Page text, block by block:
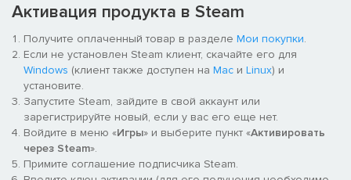
Активация продукта в Steam
Получите оплаченный товар в разделе Мои покупки.
Если не установлен Steam клиент, скачайте его для
Windows (клиент также доступен на Mac и Linux) и
установите.
Запустите Steam, зайдите в свой аккаунт или
зарегистрируйте новый, если у вас его еще нет.
Войдите в меню «Игры» и выберите пункт «Активировать
через Steam».
Примите соглашение подписчика Steam.